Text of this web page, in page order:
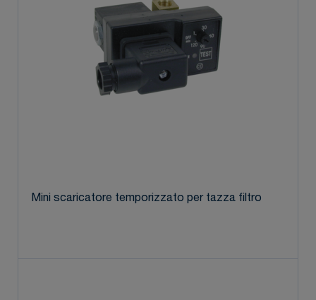
Mini scaricatore temporizzato per tazza filtro